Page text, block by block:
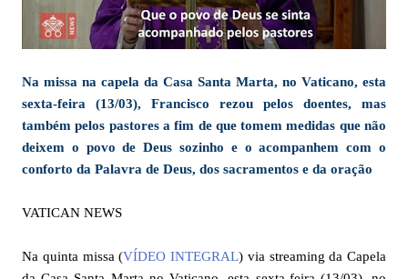
Na missa na capela da Casa Santa Marta, no Vaticano, esta
sexta-feira (13/03), Francisco rezou pelos doentes, mas
também pelos pastores a fim de que tomem medidas que não
deixem o povo de Deus sozinho e o acompanhem com o
conforto da Palavra de Deus, dos sacramentos e da oração
VATICAN NEWS
Na quinta missa (VÍDEO INTEGRAL) via streaming da Capela